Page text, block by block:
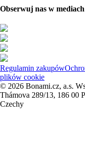
Obserwuj nas w mediach
Regulamin zakupów
plików cookie
© 2026 Bonami.cz, a.s.
Thámova 289/13, 186 00
Czechy